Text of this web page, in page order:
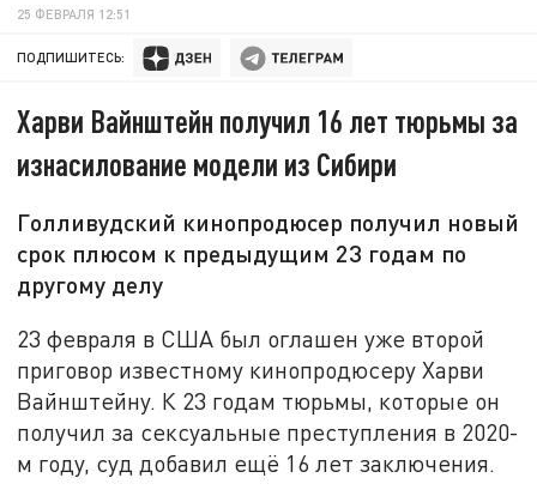
25 ФЕВРАЛЯ 12:51
ПОДПИШИТЕСЬ:
Харви Вайнштейн получил 16 лет тюрьмы за
изнасилование модели из Сибири
Голливудский кинопродюсер получил новый
срок плюсом к предыдущим 23 годам по
другому делу
23 февраля в США был оглашен уже второй
приговор известному кинопродюсеру Харви
Вайнштейну. К 23 годам тюрьмы, которые он
получил за сексуальные преступления в 2020-
м году, суд добавил ещё 16 лет заключения.